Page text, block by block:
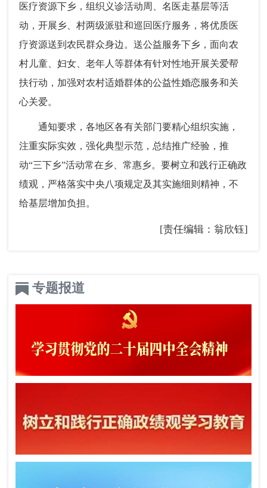
医疗资源下乡，组织义诊活动周、名医走基层等活
动，开展乡、村两级派驻和巡回医疗服务，将优质医
疗资源送到农民群众身边。送公益服务下乡，面向农
村儿童、妇女、老年人等群体有针对性地开展关爱帮
扶行动，加强对农村适婚群体的公益性婚恋服务和关
心关爱。
通知要求，各地区各有关部门要精心组织实施，
注重实际实效，强化典型示范，总结推广经验，推
动“三下乡”活动常在乡、常惠乡。要树立和践行正确政
绩观，严格落实中央八项规定及其实施细则精神，不
给基层增加负担。
[责任编辑：翁欣钰]
专题报道